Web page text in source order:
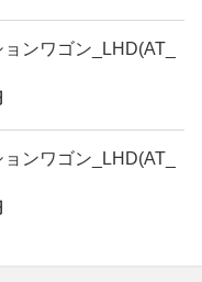
ンワゴン_LHD(AT_
ンワゴン_LHD(AT_